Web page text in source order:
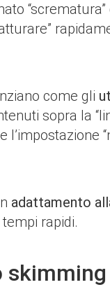
come gli
sopra la
adattamento
rapidi.
skimming